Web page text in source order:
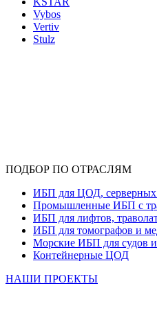
Vybos
Vertiv
Stulz
ПОДБОР ПО ОТРАСЛЯМ
ИБП для ЦОД, серверных
Промышленные ИБП с
ИБП для лифтов,
ИБП для томографов и
Морские ИБП для судов
Контейнерные ЦОД
НАШИ ПРОЕКТЫ